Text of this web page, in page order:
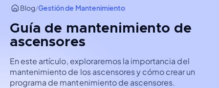
Blog/Gestión de Mantenimiento
Guía de mantenimiento de
ascensores
En este artículo, exploraremos la importancia del
mantenimiento de los ascensores y cómo crear un
programa de mantenimiento de ascensores.